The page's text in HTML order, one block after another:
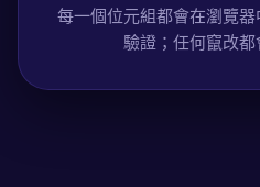
每一個位元組都會在瀏覽
驗證；任何竄改都